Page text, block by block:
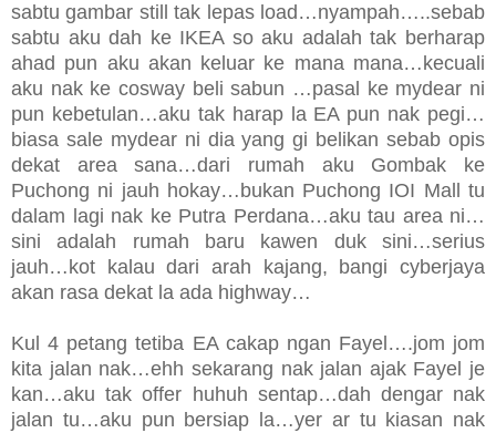
sabtu gambar still tak lepas load…nyampah…..sebab
sabtu aku dah ke IKEA so aku adalah tak berharap
ahad pun aku akan keluar ke mana mana…kecuali
aku nak ke cosway beli sabun …pasal ke mydear ni
pun kebetulan…aku tak harap la EA pun nak pegi…
biasa sale mydear ni dia yang gi belikan sebab opis
dekat area sana…dari rumah aku Gombak ke
Puchong ni jauh hokay…bukan Puchong IOI Mall tu
dalam lagi nak ke Putra Perdana…aku tau area ni…
sini adalah rumah baru kawen duk sini…serius
jauh…kot kalau dari arah kajang, bangi cyberjaya
akan rasa dekat la ada highway…
Kul 4 petang tetiba EA cakap ngan Fayel….jom jom
kita jalan nak…ehh sekarang nak jalan ajak Fayel je
kan…aku tak offer huhuh sentap…dah dengar nak
jalan tu…aku pun bersiap la…yer ar tu kiasan nak